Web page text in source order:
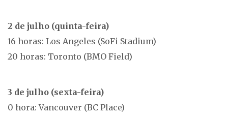
2 de julho (quinta-feira)
16 horas: Los Angeles (SoFi Stadium)
20 horas: Toronto (BMO Field)
3 de julho (sexta-feira)
0 hora: Vancouver (BC Place)